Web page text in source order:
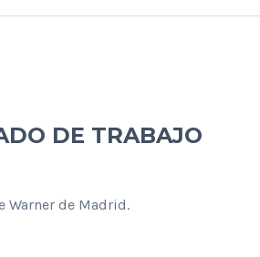
DE TRABAJO
Warner de Madrid.